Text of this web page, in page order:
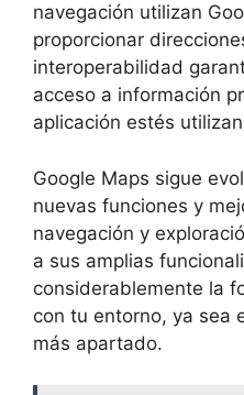
navegación utilizan
proporcionar
interoperabilidad
acceso a información
aplicación estés
Google Maps sigue
nuevas funciones y
navegación y
a sus amplias
considerablemente la
con tu entorno, ya sea
más apartado.